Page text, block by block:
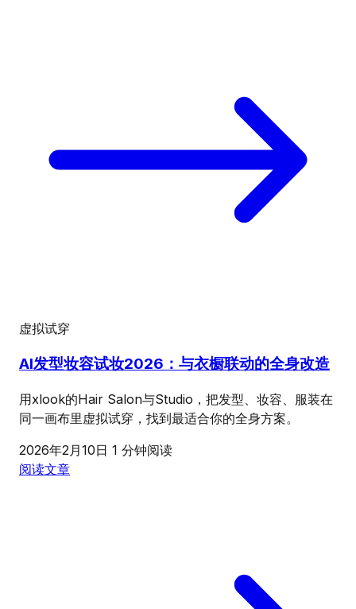
虚拟试穿
AI发型妆容试妆2026：与衣橱联动的全身改造
用xlook的Hair Salon与Studio，把发型、妆容、服装在
同一画布里虚拟试穿，找到最适合你的全身方案。
2026年2月10日 1 分钟阅读
阅读文章